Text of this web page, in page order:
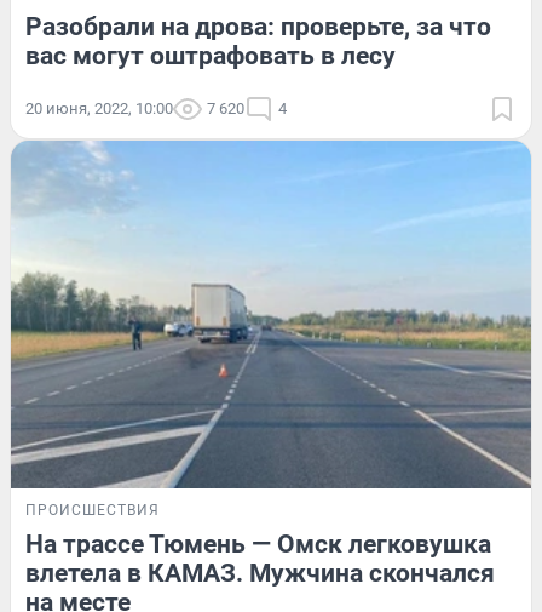
Разобрали на дрова: проверьте, за что
вас могут оштрафовать в лесу
20 июня, 2022, 10:00 7 620 4
ПРОИСШЕСТВИЯ
На трассе Тюмень — Омск легковушка
влетела в КАМАЗ. Мужчина скончался
на месте